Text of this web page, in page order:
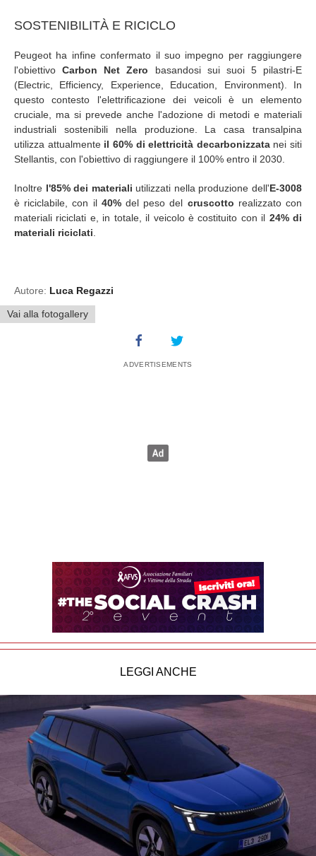
SOSTENIBILITÀ E RICICLO
Peugeot ha infine confermato il suo impegno per raggiungere
l'obiettivoCarbon Net Zero basandosi sui suoi 5 pilastri-E
(Electric, Efficiency, Experience, Education, Environment). In
questo contesto l'elettrificazione dei veicoli è un elemento
cruciale, ma si prevede anche l'adozione di metodi e materiali
industriali sostenibili nella produzione. La casa transalpina
utilizza attualmente il 60% di elettricità decarbonizzatanei siti
Stellantis, con l'obiettivo di raggiungere il 100% entro il 2030.
Inoltre l'85% dei materiali utilizzati nella produzione dell'E-3008
è riciclabile, con il 40%del peso del cruscotto realizzato con
materiali riciclati e, in totale, il veicolo è costituito con il 24% di
materiali riciclati
Autore: Luca Regazzi
Vai alla fotogallery
LEGGI ANCHE